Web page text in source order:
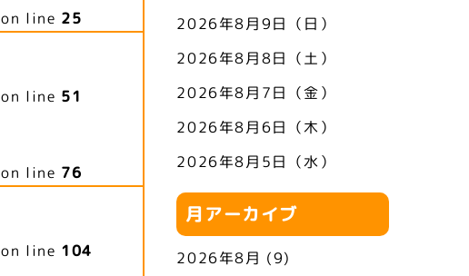
on line 25
on line 51
on line 76
on line 104
2026年8月9日（日）
2026年8月8日（土）
2026年8月7日（金）
2026年8月6日（木）
2026年8月5日（水）
月アーカイブ
2026年8月 (9)